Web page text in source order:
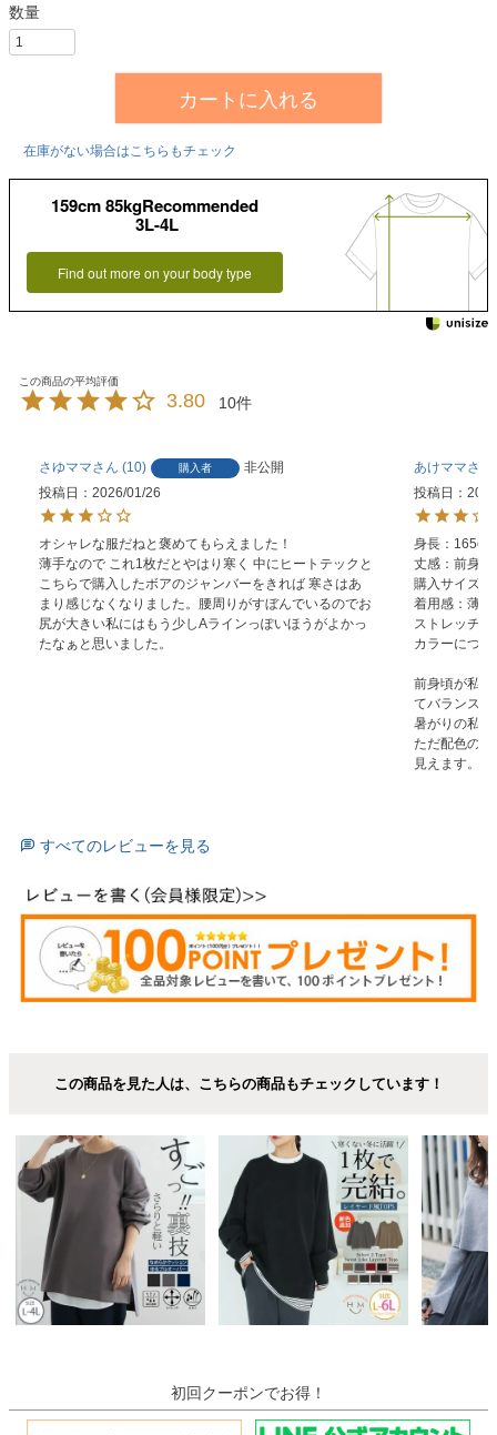
カートに入れる
在庫がない場合はこちらもチェック
159cm 85kgRecommended
3L-4L
Find out more on your body type
3.80 10
さゆママ 10 購入者
非公開
投稿日
2026/01/26
オシャレな服だねと褒めてもらえました！
薄手なので これ1枚だとやはり寒く 中にヒートテックと
こちらで購入したボアのジャンバーをきれば 寒さはあ
まり感じなくなりました。腰周りがすぼんでいるのでお
尻が大きい私にはもう少しAラインっぽいほうがよかっ
たなぁと思いました。
あけママ
投稿日
身長：165cm
丈感：前身頃
購入サイズ：
着用感：薄手
ストレッチ
カラーにつ
前身頃が私
てバランス
暑がりの私
ただ配色の
見えます。
すべてのレビューを見る
この商品を見た人は、こちらの商品もチェックしています！
初回クーポンでお得！